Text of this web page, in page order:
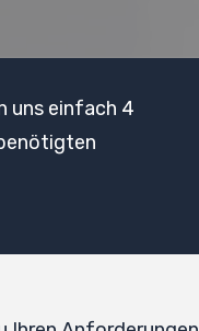
uns einfach 4